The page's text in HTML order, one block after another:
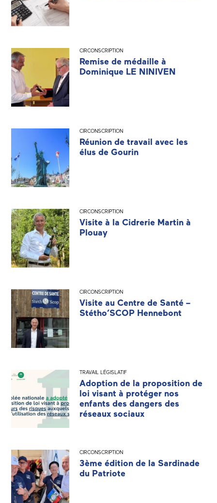
CIRCONSCRIPTION
Remise de médaille à
Dominique LE NINIVEN
CIRCONSCRIPTION
Réunion de travail avec les
élus de Gourin
CIRCONSCRIPTION
Visite à la Cidrerie Martin à
Plouay
CIRCONSCRIPTION
Visite au Centre de Santé –
Stétho’SCOP Hennebont
TRAVAIL LÉGISLATIF
Adoption de la proposition de
loi visant à protéger nos
enfants des dangers des
réseaux sociaux
CIRCONSCRIPTION
3ème édition de la Sardinade
du Patriote